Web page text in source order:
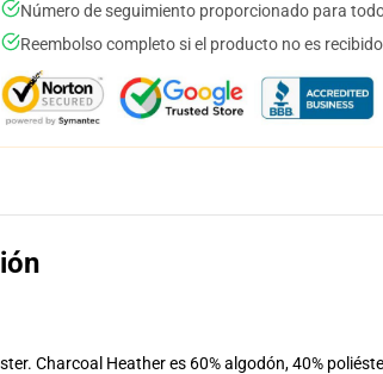
Número de seguimiento proporcionado para
Reembolso completo si el producto no es recibido
Charcoal Heather es 60% algodón, 40%